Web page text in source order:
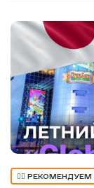
👍🏼 РЕКОМЕНДУЕМ